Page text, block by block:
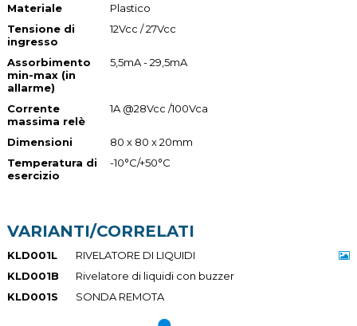
Materiale
Plastico
Tensione di
ingresso
12Vcc / 27Vcc
Assorbimento
min-max (in
allarme)
5,5mA - 29,5mA
Corrente
massima relè
1A @28Vcc /100Vca
Dimensioni
80 x 80 x 20mm
Temperatura di
esercizio
-10°C/+50°C
VARIANTI/CORRELATI
KLD001L
RIVELATORE DI LIQUIDI
KLD001B
Rivelatore di liquidi con buzzer
KLD001S
SONDA REMOTA